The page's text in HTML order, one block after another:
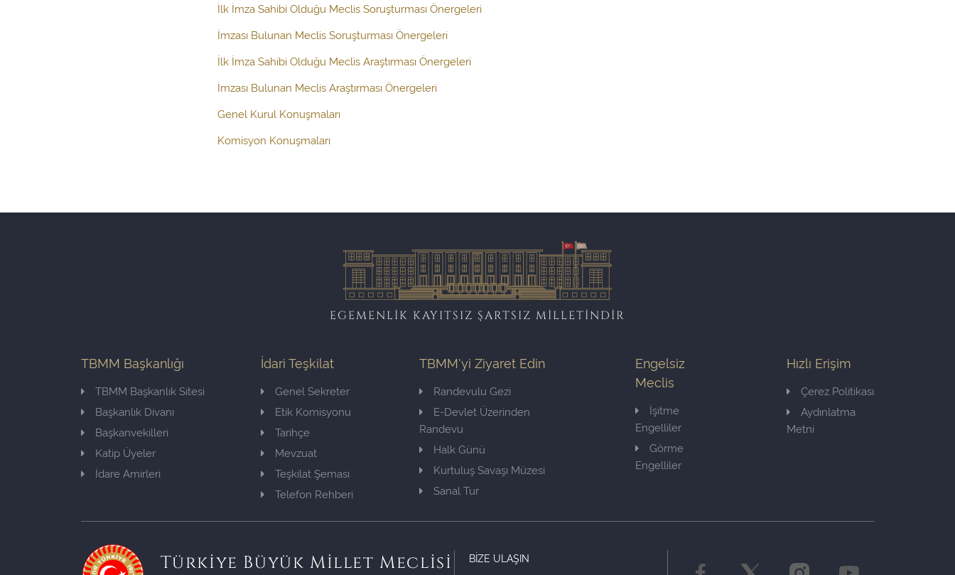
İlk İmza Sahibi Olduğu Meclis Soruşturması Önergeleri
İmzası Bulunan Meclis Soruşturması Önergeleri
İlk İmza Sahibi Olduğu Meclis Araştırması Önergeleri
İmzası Bulunan Meclis Araştırması Önergeleri
Genel Kurul Konuşmaları
Komisyon Konuşmaları
EGEMENLİK KAYITSIZ ŞARTSIZ MİLLETİNDİR
TBMM Başkanlığı
TBMM Başkanlık Sitesi
Başkanlık Divanı
Başkanvekilleri
Katip Üyeler
İdare Amirleri
İdari Teşkilat
Genel Sekreter
Etik Komisyonu
Tarihçe
Mevzuat
Teşkilat Şeması
Telefon Rehberi
TBMM'yi Ziyaret Edin
Randevulu Gezi
E-Devlet Üzerinden
Randevu
Halk Günü
Kurtuluş Savaşı Müzesi
Sanal Tur
Engelsiz
Meclis
İşitme
Engelliler
Görme
Engelliler
Hızlı Erişim
Çerez Politikası
Aydınlatma
Metni
Türkiye Büyük Millet Meclisi BİZE ULAŞIN